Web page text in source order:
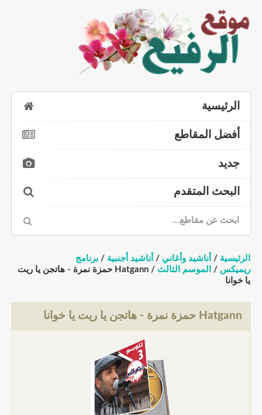
الرئيسية
أفضل المقاطع
جديد
البحث المتقدم
الرئيسية / أناشيد وأغاني / أناشيد أجنبية / برنامج
ريميكس / الموسم الثالث
/ Hatgann حمزة نمرة - هاتجن يا ريت
يا خوانا
Hatgann حمزة نمرة - هاتجن يا ريت يا خوانا